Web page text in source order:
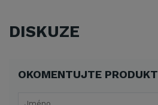
DISKUZE
OKOMENTUJTE PRODUKT